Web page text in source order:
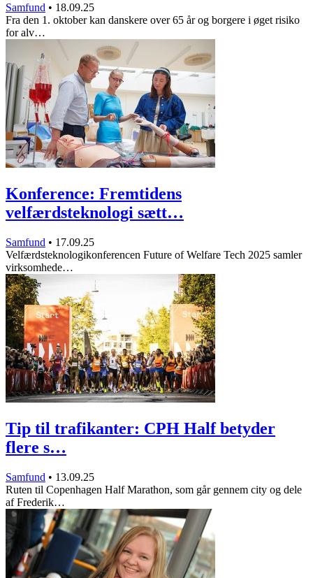
Samfund • 18.09.25
Fra den 1. oktober kan danskere over 65 år og borgere i øget risiko
for alv…
Konference: Fremtidens
velfærdsteknologi sætt…
Samfund • 17.09.25
Velfærdsteknologikonferencen Future of Welfare Tech 2025 samler
virksomhede…
Tip til trafikanter: CPH Half betyder
flere s…
Samfund • 13.09.25
Ruten til Copenhagen Half Marathon, som går gennem city og dele
af Frederik…